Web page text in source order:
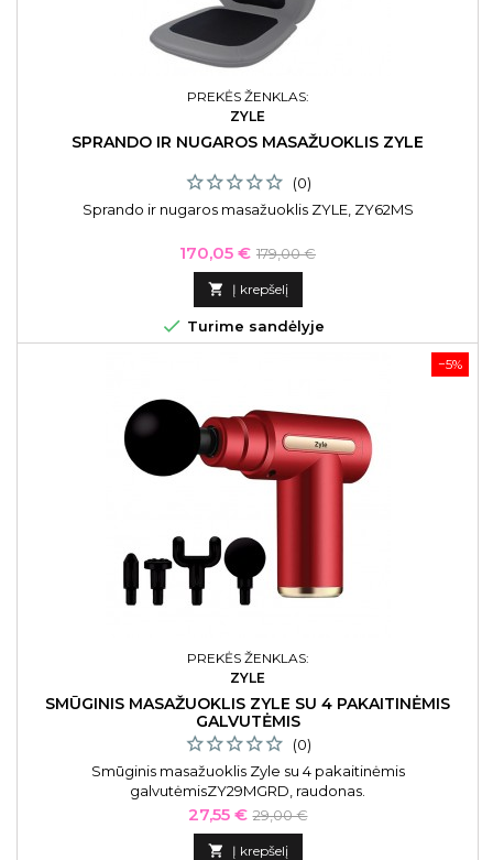
PREKĖS ŽENKLAS:
ZYLE
SPRANDO IR NUGAROS MASAŽUOKLIS ZYLE
(0)
Sprando ir nugaros masažuoklis ZYLE, ZY62MS
Kaina
170,05 € Bazinė
kaina
179,00 €
 Į krepšelį
 Turime sandėlyje
−5%
PREKĖS ŽENKLAS:
ZYLE
SMŪGINIS MASAŽUOKLIS ZYLE SU 4 PAKAITINĖMIS
GALVUTĖMIS
(0)
Smūginis masažuoklis Zyle su 4 pakaitinėmis
galvutėmisZY29MGRD, raudonas.
Kaina
27,55 € Bazinė
kaina
29,00 €
 Į krepšelį